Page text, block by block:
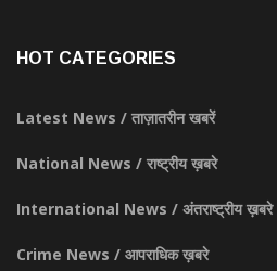
HOT CATEGORIES
Latest News / ताज़ातरीन खबरें
National News / राष्ट्रीय ख़बरे
International News / अंतराष्ट्रीय ख़बरे
Crime News / आपराधिक ख़बरे